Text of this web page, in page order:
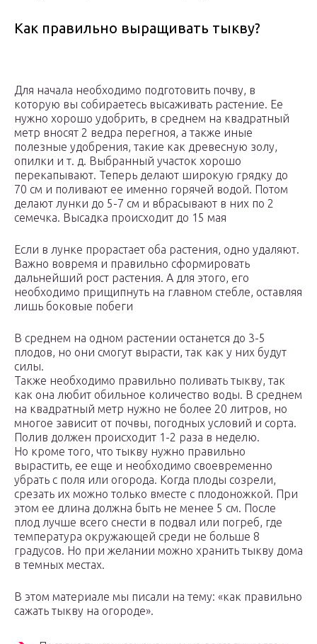
Как правильно выращивать тыкву?
Для начала необходимо подготовить почву, в
которую вы собираетесь высаживать растение. Ее
нужно хорошо удобрить, в среднем на квадратный
метр вносят 2 ведра перегноя, а также иные
полезные удобрения, такие как древесную золу,
опилки и т. д. Выбранный участок хорошо
перекапывают. Теперь делают широкую грядку до
70 см и поливают ее именно горячей водой. Потом
делают лунки до 5-7 см и вбрасывают в них по 2
семечка. Высадка происходит до 15 мая
Если в лунке прорастает оба растения, одно удаляют.
Важно вовремя и правильно сформировать
дальнейший рост растения. А для этого, его
необходимо прищипнуть на главном стебле, оставляя
лишь боковые побеги
В среднем на одном растении останется до 3-5
плодов, но они смогут вырасти, так как у них будут
силы.
Также необходимо правильно поливать тыкву, так
как она любит обильное количество воды. В среднем
на квадратный метр нужно не более 20 литров, но
многое зависит от почвы, погодных условий и сорта.
Полив должен происходит 1-2 раза в неделю.
Но кроме того, что тыкву нужно правильно
вырастить, ее еще и необходимо своевременно
убрать с поля или огорода. Когда плоды созрели,
срезать их можно только вместе с плодоножкой. При
этом ее длина должна быть не менее 5 см. После
плод лучше всего снести в подвал или погреб, где
температура окружающей среди не больше 8
градусов. Но при желании можно хранить тыкву дома
в темных местах.
В этом материале мы писали на тему: «как правильно
сажать тыкву на огороде».